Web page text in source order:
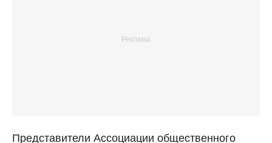
Представители Ассоциации общественного